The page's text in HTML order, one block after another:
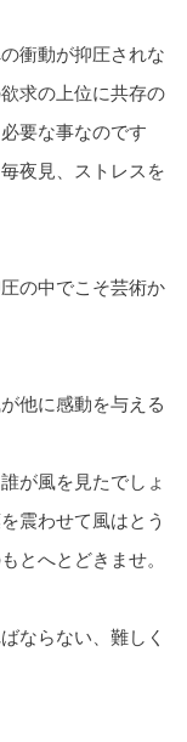
衝動が抑圧されな
求の上位に共存の
要な事なのです
夜見、ストレスを
の中でこそ芸術か
他に感動を与える
が風を見たでしょ
震わせて風はとう
とへとどきませ。
ならない、難しく